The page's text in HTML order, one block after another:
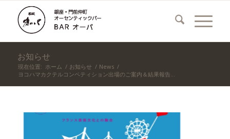
お知らせ
現在位置: ホーム / お知らせ / News /
ヨコハマカクテルコンペティション出場のご案内＆結果報告...